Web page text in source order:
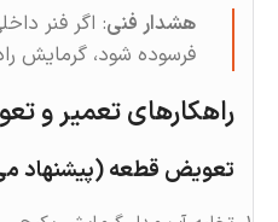
هشدار فنی: اگر فنر
فرسوده شود، گرمایش
راهکارهای تعمیر و
تعویض قطعه (پیشنهاد